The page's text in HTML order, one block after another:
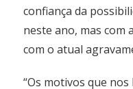
confiança da
neste ano, mas com
com o atual
“Os motivos que